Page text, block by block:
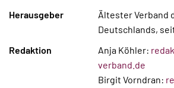
Herausgeber
Ältester Verband
Deutschlands, seit
Redaktion
Anja Köhler:
verband.de
Birgit Vorndran: